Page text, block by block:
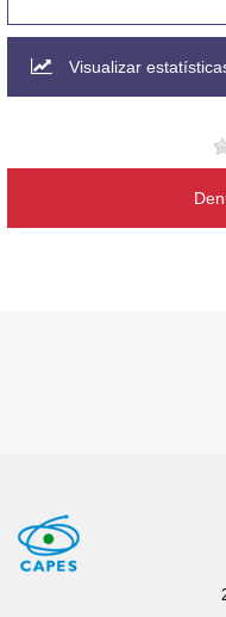
Visualizar